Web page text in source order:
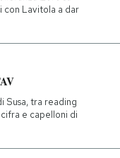
con Lavitola a dar
Susa, tra reading
e capelloni di